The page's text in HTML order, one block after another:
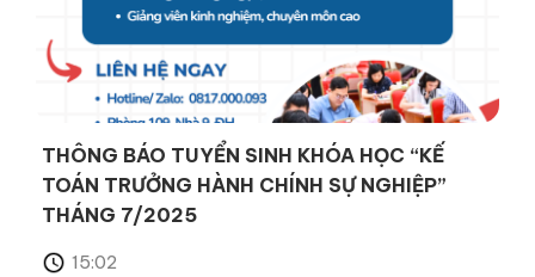
THÔNG BÁO TUYỂN SINH KHÓA HỌC “KẾ
TOÁN TRƯỞNG HÀNH CHÍNH SỰ NGHIỆP”
THÁNG 7/2025
15:02